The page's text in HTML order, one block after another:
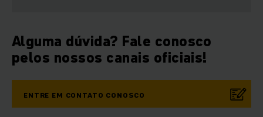
Alguma dúvida? Fale conosco
pelos nossos canais oficiais!
ENTRE EM CONTATO CONOSCO